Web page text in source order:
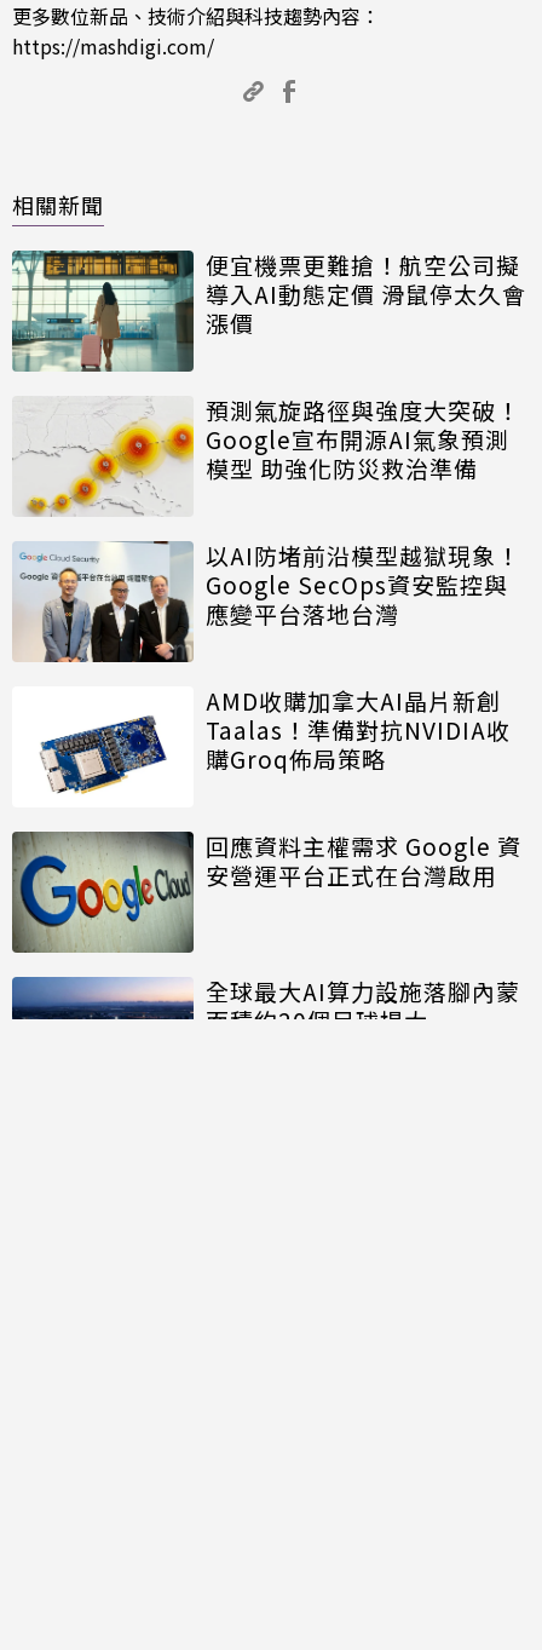
更多數位新品、技術介紹與科技趨勢內容：
https://mashdigi.com/
相關新聞
便宜機票更難搶！航空公司擬
導入AI動態定價 滑鼠停太久會
漲價
預測氣旋路徑與強度大突破！
Google宣布開源AI氣象預測
模型 助強化防災救治準備
以AI防堵前沿模型越獄現象！
Google SecOps資安監控與
應變平台落地台灣
AMD收購加拿大AI晶片新創
Taalas！準備對抗NVIDIA收
購Groq佈局策略
回應資料主權需求 Google 資
安營運平台正式在台灣啟用
全球最大AI算力設施落腳內蒙
面積約20個足球場大